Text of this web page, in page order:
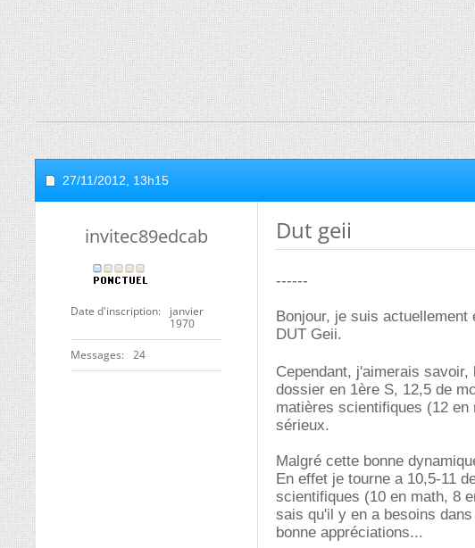
27/11/2012, 13h15
invitec89edcab
Date d'inscription
janvier
1970
Messages 24
Dut geii
------
Bonjour, je suis
DUT Geii.
Cependant, j'aimerais
dossier en 1ère S, 12,5 de
matières scientifiques (12
sérieux.
Malgré cette bonne
En effet je tourne a 10,5-11
scientifiques (10 en math, 8
sais qu'il y en a besoins
bonne appréciations...